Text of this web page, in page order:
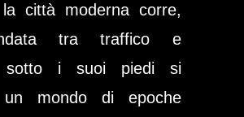
città moderna corre,
tra traffico e
sotto i suoi piedi si
un mondo di epoche